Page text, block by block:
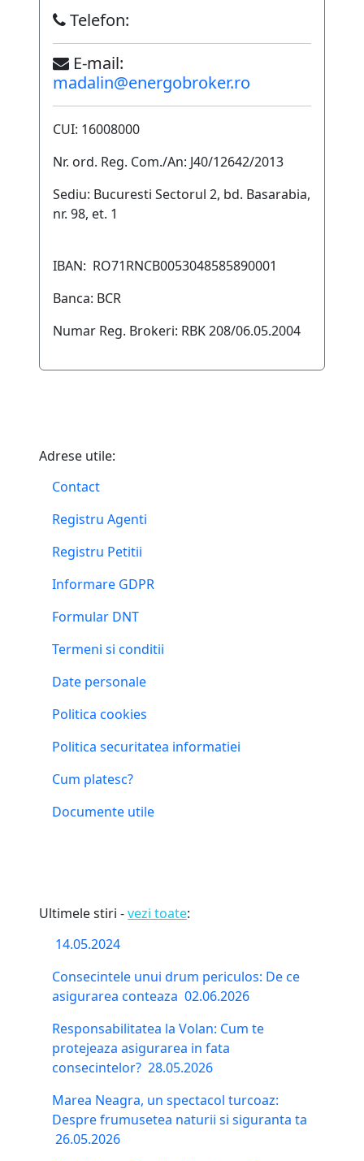
Telefon:
E-mail:
madalin@energobroker.ro
CUI: 16008000
Nr. ord. Reg. Com./An: J40/12642/2013
Sediu: Bucuresti Sectorul 2, bd. Basarabia,
nr. 98, et. 1
IBAN: RO71RNCB0053048585890001
Banca: BCR
Numar Reg. Brokeri: RBK 208/06.05.2004
Adrese utile:
Contact
Registru Agenti
Registru Petitii
Informare GDPR
Formular DNT
Termeni si conditii
Date personale
Politica cookies
Politica securitatea informatiei
Cum platesc?
Documente utile
Ultimele stiri -vezi toate:
14.05.2024
Consecintele unui drum periculos: De ce
asigurarea conteaza 02.06.2026
Responsabilitatea la Volan: Cum te
protejeaza asigurarea in fata
consecintelor? 28.05.2026
Marea Neagra, un spectacol turcoaz:
Despre frumusetea naturii si siguranta ta
26.05.2026